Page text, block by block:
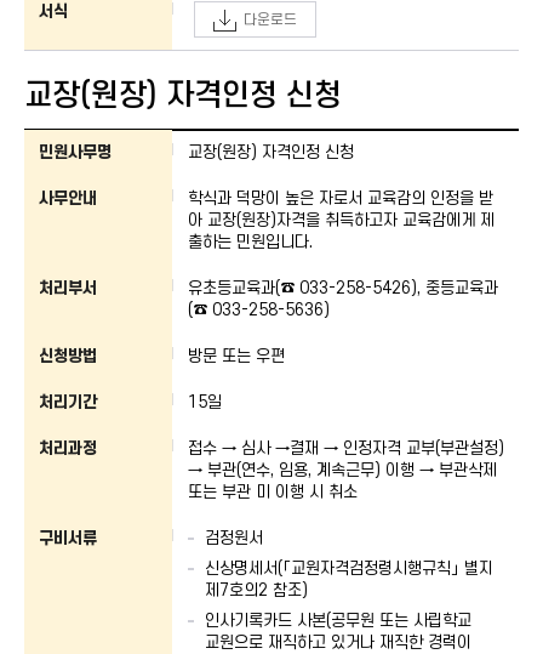
서식 다운로드
교장(원장) 자격인정 신청
교장(원장) 자격인정 신청 : 민원사무명, 사무안내, 처리부서, 신청방법, 처리
민원사무명 교장(원장) 자격인정 신청
사무안내
학식과 덕망이 높은 자로서 교육감의 인정을 받
아 교장(원장)자격을 취득하고자 교육감에게 제
출하는 민원입니다.
처리부서
유초등교육과(☎ 033-258-5426), 중등교육과
(☎ 033-258-5636)
신청방법 방문 또는 우편
처리기간 15일
처리과정
접수 → 심사 →결재 → 인정자격 교부(부관설정)
→ 부관(연수, 임용, 계속근무) 이행 → 부관삭제
또는 부관 미 이행 시 취소
구비서류
검정원서
신상명세서(「교원자격검정령시행규칙」 별지
제7호의2 참조)
인사기록카드 사본(공무원 또는 사립학교
교원으로 재직하고 있거나 재직한 경력이